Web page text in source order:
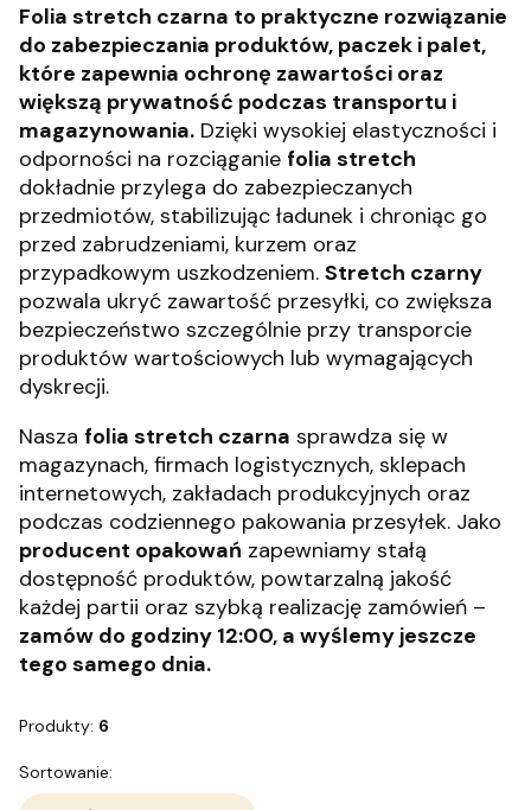
Folia stretch czarna to praktyczne rozwiązanie
do zabezpieczania produktów, paczek i palet,
które zapewnia ochronę zawartości oraz
większą prywatność podczas transportu i
magazynowania. Dzięki wysokiej elastyczności i
odporności na rozciąganie folia stretch
dokładnie przylega do zabezpieczanych
przedmiotów, stabilizując ładunek i chroniąc go
przed zabrudzeniami, kurzem oraz
przypadkowym uszkodzeniem. Stretch czarny
pozwala ukryć zawartość przesyłki, co zwiększa
bezpieczeństwo szczególnie przy transporcie
produktów wartościowych lub wymagających
dyskrecji.
Nasza folia stretch czarna sprawdza się w
magazynach, firmach logistycznych, sklepach
internetowych, zakładach produkcyjnych oraz
podczas codziennego pakowania przesyłek. Jako
producent opakowań zapewniamy stałą
dostępność produktów, powtarzalną jakość
każdej partii oraz szybką realizację zamówień –
zamów do godziny 12:00, a wyślemy jeszcze
tego samego dnia.
Produkty: 6
Lista produktów
Sortowanie: